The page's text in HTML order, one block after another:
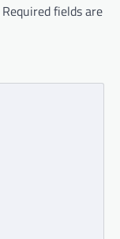
Required fields are